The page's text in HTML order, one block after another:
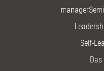
Self-